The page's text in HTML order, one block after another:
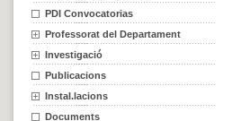
PDI Convocatorias
Professorat del Departament
Investigació
Publicacions
Instal.lacions
Documents